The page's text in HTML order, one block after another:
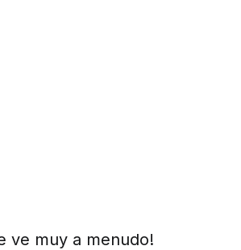
ve muy a menudo!